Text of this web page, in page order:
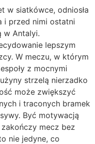
w siatkówce, odniosła
i przed nimi ostatni
w Antalyi.
lepszym
W meczu, w którym
z mocnymi
strzelą nierzadko
może zwiększyć
i traconych bramek
Być motywacją
mecz bez
nie jedyne, co